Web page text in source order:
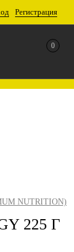
Регистрация
0
NUTRITION)
225 Г